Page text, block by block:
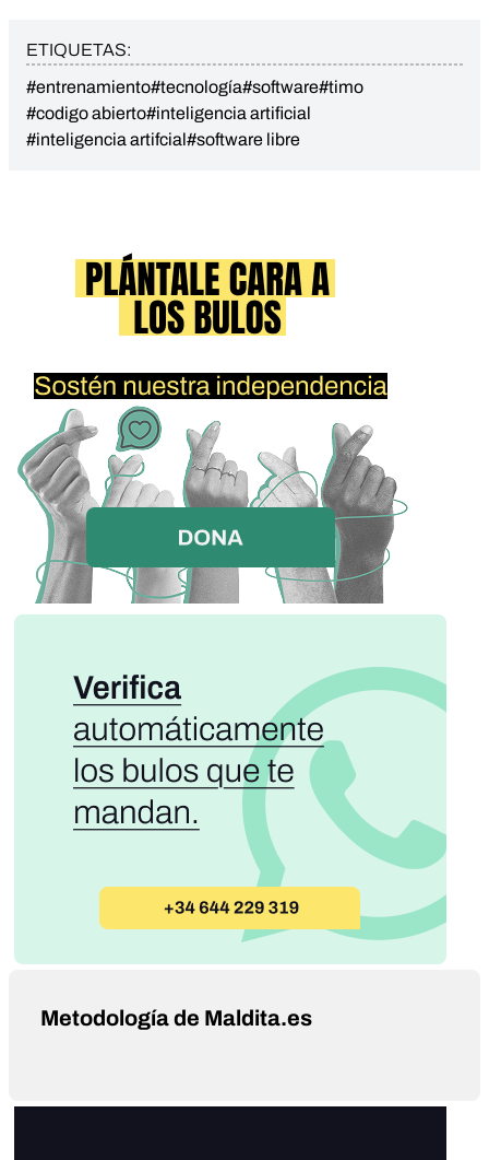
ETIQUETAS:
#entrenamiento#tecnología#software#timo
#codigo abierto#inteligencia artificial
#inteligencia artifcial#software libre
Metodología de Maldita.es